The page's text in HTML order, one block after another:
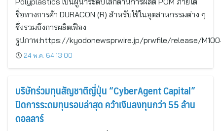
ชื่อทางการค้า DURACON (R) สำหรับใช้ในอุตสาหกรรมต่าง ๆ
ซึ่งรวมถึงการผลิตเฟือง
รูปภาพ:https://kyodonewsprwire.jp/prwfile/release/
24 พ.ค. 64 13:00
บริษัทร่วมทุนสัญชาติญี่ปุ่น “CyberAgent Capital”
ปิดการระดมทุนรอบล่าสุด คว้าเงินลงทุนกว่า 55 ล้าน
ดอลลาร์